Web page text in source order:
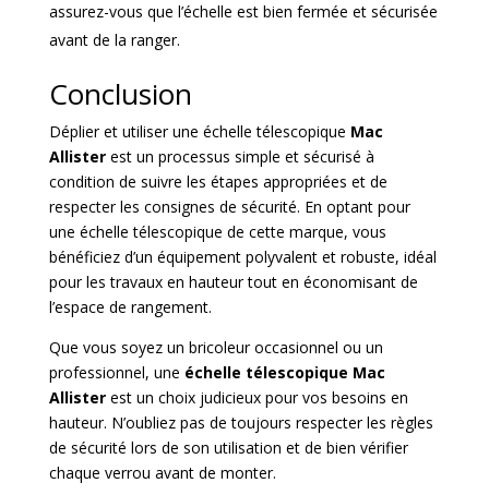
assurez-vous que l’échelle est bien fermée et sécurisée
avant de la ranger.
Conclusion
Déplier et utiliser une échelle télescopique Mac
Allisterest un processus simple et sécurisé à
condition de suivre les étapes appropriées et de
respecter les consignes de sécurité. En optant pour
une échelle télescopique de cette marque, vous
bénéficiez d’un équipement polyvalent et robuste, idéal
pour les travaux en hauteur tout en économisant de
l’espace de rangement.
Que vous soyez un bricoleur occasionnel ou un
professionnel, une échelle télescopique Mac
Allisterest un choix judicieux pour vos besoins en
hauteur. N’oubliez pas de toujours respecter les règles
de sécurité lors de son utilisation et de bien vérifier
chaque verrou avant de monter.